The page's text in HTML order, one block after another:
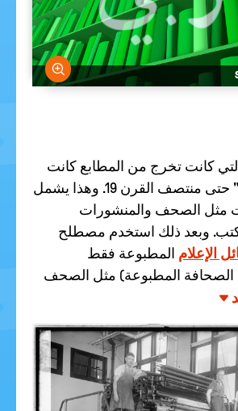
كانت تخرج من المطابع كانت
تسمى"الصحفة" حتى منتصف القرن 19. وهذا يشمل
مثل الصحف والمنشورات
وبعد ذلك استخدم مصطلح
الإعلام المطبوعة فقط
الصحافة المطبوعة) مثل الصحف